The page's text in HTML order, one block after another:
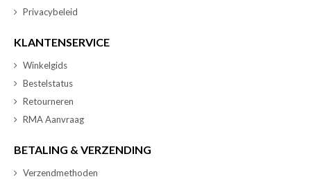
Privacybeleid
KLANTENSERVICE
Winkelgids
Bestelstatus
Retourneren
RMA Aanvraag
BETALING & VERZENDING
Verzendmethoden